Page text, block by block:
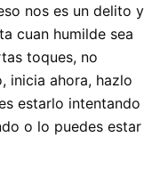
nos es un delito y
cuan humilde sea
toques, no
inicia ahora, hazlo
estarlo intentando
o lo puedes estar